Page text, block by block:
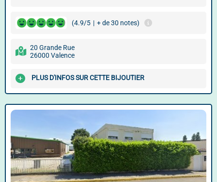
(4.9/5 | + de 30 notes)
20 Grande Rue
26000 Valence
PLUS D'INFOS SUR CETTE BIJOUTIER